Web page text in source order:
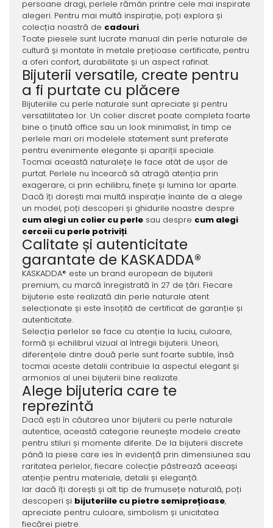
persoane dragi, perlele rămân printre cele mai inspirate
alegeri. Pentru mai multă inspirație, poți explora și
colecția noastră de cadouri.
Toate piesele sunt lucrate manual din perle naturale de
cultură și montate în metale prețioase certificate, pentru
a oferi confort, durabilitate și un aspect rafinat.
Bijuterii versatile, create pentru
a fi purtate cu plăcere
Bijuteriile cu perle naturale sunt apreciate și pentru
versatilitatea lor. Un colier discret poate completa foarte
bine o ținută office sau un look minimalist, în timp ce
perlele mari ori modelele statement sunt preferate
pentru evenimente elegante și apariții speciale.
Tocmai această naturalețe le face atât de ușor de
purtat. Perlele nu încearcă să atragă atenția prin
exagerare, ci prin echilibru, finețe și lumina lor aparte.
Dacă îți dorești mai multă inspirație înainte de a alege
un model, poți descoperi și ghidurile noastre despre
cum alegi un colier cu perlesau despre cum alegi
cerceii cu perle potriviți.
Calitate și autenticitate
garantate de KASKADDA®
KASKADDA® este un brand european de bijuterii
premium, cu marcă înregistrată în 27 de țări. Fiecare
bijuterie este realizată din perle naturale atent
selecționate și este însoțită de certificat de garanție și
autenticitate.
Selecția perlelor se face cu atenție la luciu, culoare,
formă și echilibrul vizual al întregii bijuterii. Uneori,
diferențele dintre două perle sunt foarte subtile, însă
tocmai aceste detalii contribuie la aspectul elegant și
armonios al unei bijuterii bine realizate.
Alege bijuteria care te
reprezintă
Dacă ești în căutarea unor bijuterii cu perle naturale
autentice, această categorie reunește modele create
pentru stiluri și momente diferite. De la bijuterii discrete
până la piese care ies în evidență prin dimensiunea sau
raritatea perlelor, fiecare colecție păstrează aceeași
atenție pentru materiale, detalii și eleganță.
Iar dacă îți dorești și alt tip de frumusețe naturală, poți
descoperi și bijuteriile cu pietre semiprețioase,
apreciate pentru culoare, simbolism și unicitatea
fiecărei pietre.